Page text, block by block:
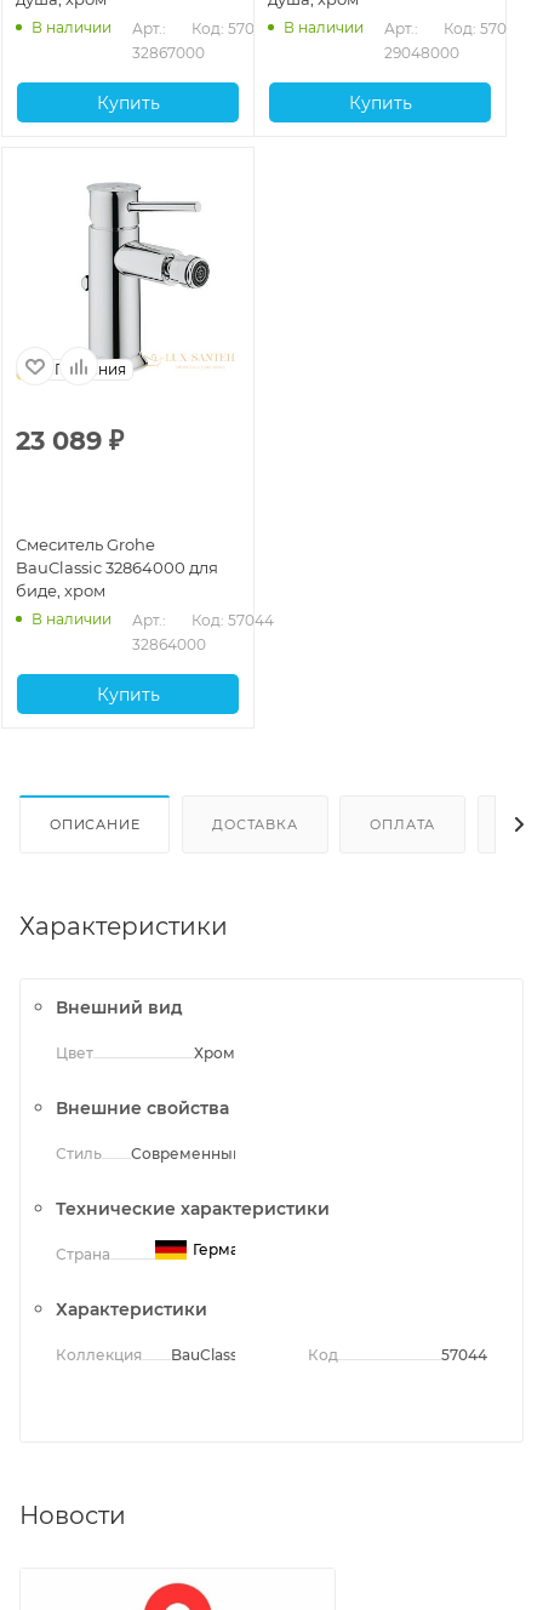
В наличии
Арт.:
32867000
Код: 57046
Купить
В наличии
Арт.:
29048000
Код: 57043
Купить
Германия
23 089 ₽
Смеситель Grohe
BauClassic 32864000 для
биде, хром
В наличии
Арт.:
32864000
Код: 57044
Купить
ОПИСАНИЕ ДОСТАВКА ОПЛАТА
Характеристики
Внешний вид
Цвет Хром
Внешние свойства
Стиль Современный
Технические характеристики
Страна Германия
Характеристики
Коллекция BauClassic Код 57044
Новости